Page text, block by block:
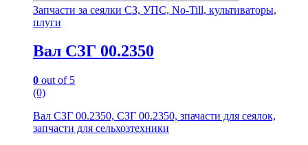
Запчасти за сеялки СЗ, УПС, No-Till, культиваторы,
плуги
Вал СЗГ 00.2350
0 out of 5
(0)
Вал СЗГ 00.2350, СЗГ 00.2350, зпачасти для сеялок,
запчасти для сельхозтехники